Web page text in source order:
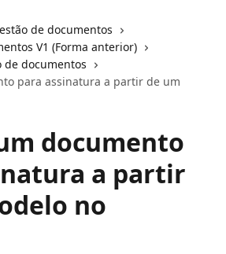
de documentos
V1 (Forma anterior)
de documentos
para assinatura a partir de um
documento
a partir
no